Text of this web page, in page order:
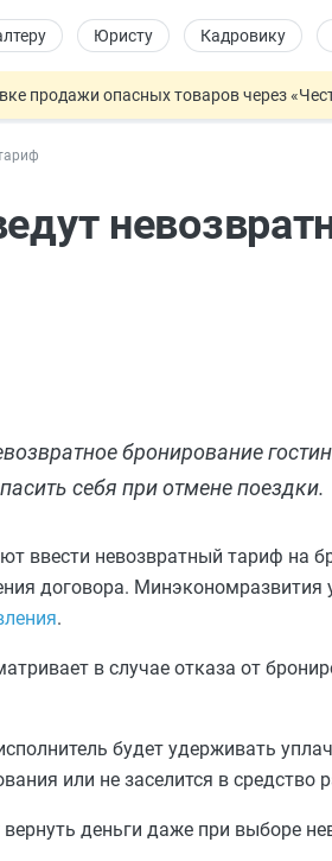
Юристу Кадровику
продажи опасных товаров через
в документах предлагают
критерии трудовых и ГПХ-отношений
бронирование
себя при отмене поездки.
ввести невозвратный тариф на
договора. Минэкономразвития
.
в случае отказа от
будет удерживать
или не заселится в средство
деньги даже при выборе